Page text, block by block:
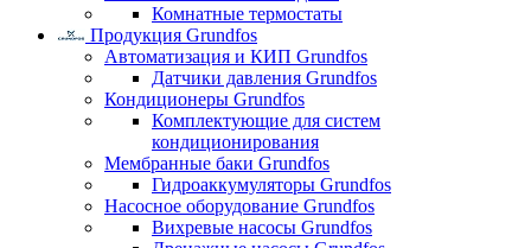
Комнатные термостаты
Продукция Grundfos
Автоматизация и КИП Grundfos
Датчики давления Grundfos
Кондиционеры Grundfos
Комплектующие для систем
кондиционирования
Мембранные баки Grundfos
Гидроаккумуляторы Grundfos
Насосное оборудование Grundfos
Вихревые насосы Grundfos